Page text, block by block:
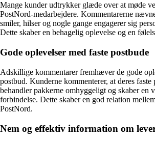
Mange kunder udtrykker glæde over at møde
PostNord-medarbejdere. Kommentarerne
smiler, hilser og nogle gange engagerer sig
Dette skaber en behagelig oplevelse og en
Gode oplevelser med faste postbude
Adskillige kommentarer fremhæver de gode
postbud. Kunderne kommenterer, at deres faste
behandler pakkerne omhyggeligt og skaber en
forbindelse. Dette skaber en god relation
PostNord.
Nem og effektiv information om